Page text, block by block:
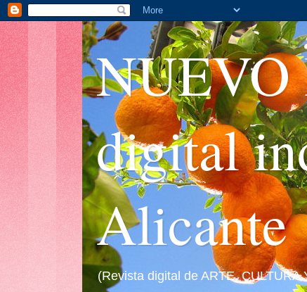
NUEVO
digital
Alicante
(Revista digital de ARTE,